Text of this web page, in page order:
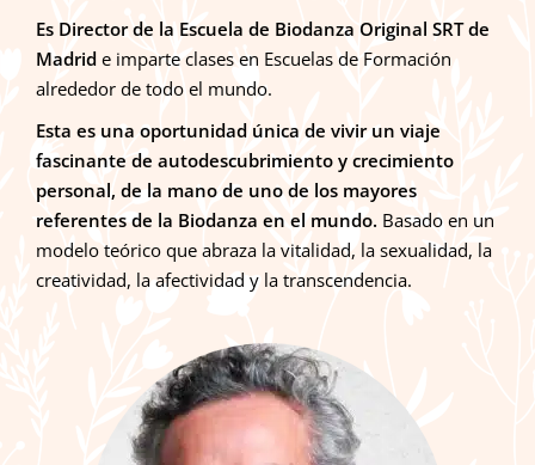
Es Director de la Escuela de Biodanza Original SRT de
Madrid e imparte clases en Escuelas de Formación
alrededor de todo el mundo.
Esta es una oportunidad única de vivir un viaje
fascinante de autodescubrimiento y crecimiento
personal, de la mano de uno de los mayores
referentes de la Biodanza en el mundo. Basado en un
modelo teórico que abraza la vitalidad, la sexualidad, la
creatividad, la afectividad y la transcendencia.